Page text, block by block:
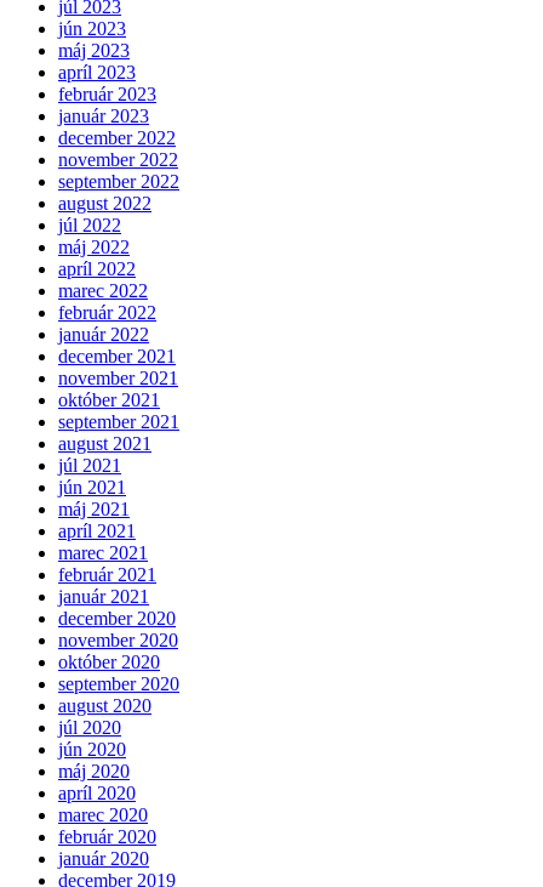
júl 2023
jún 2023
máj 2023
apríl 2023
február 2023
január 2023
december 2022
november 2022
september 2022
august 2022
júl 2022
máj 2022
apríl 2022
marec 2022
február 2022
január 2022
december 2021
november 2021
október 2021
september 2021
august 2021
júl 2021
jún 2021
máj 2021
apríl 2021
marec 2021
február 2021
január 2021
december 2020
november 2020
október 2020
september 2020
august 2020
júl 2020
jún 2020
máj 2020
apríl 2020
marec 2020
február 2020
január 2020
december 2019